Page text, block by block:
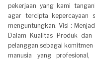
pekerjaan yang kami
agar tercipta kepercayaan
menguntungkan. Visi :
Dalam Kualitas Produk dan
pelanggan sebagai
manusia yang